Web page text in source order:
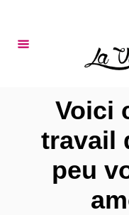
Voici
travail
peu